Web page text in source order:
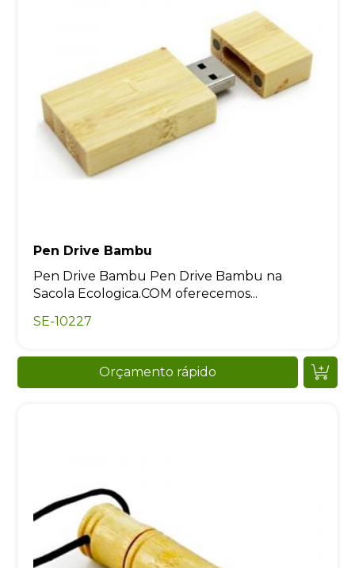
Pen Drive Bambu
Pen Drive Bambu Pen Drive Bambu na
Sacola Ecologica.COM oferecemos...
SE-10227
Orçamento rápido